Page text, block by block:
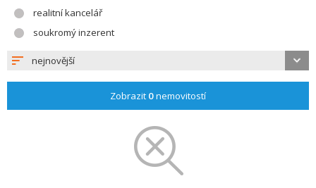
realitní kancelář
soukromý inzerent
nejnovější
Zobrazit 0nemovitostí